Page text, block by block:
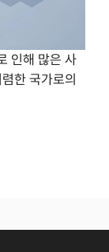
인해 많은 사
한 국가로의